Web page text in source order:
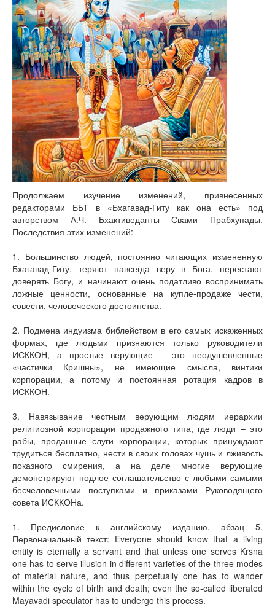
Продолжаем изучение изменений, привнесенных
редакторами ББТ в «Бхагавад-Гиту как она есть» под
авторством А.Ч. Бхактиведанты Свами Прабхупады.
Последствия этих изменений:
1. Большинство людей, постоянно читающих измененную
Бхагавад-Гиту, теряют навсегда веру в Бога, перестают
доверять Богу, и начинают очень податливо воспринимать
ложные ценности, основанные на купле-продаже чести,
совести, человеческого достоинства.
2. Подмена индуизма библейством в его самых искаженных
формах, где людьми признаются только руководители
ИСККОН, а простые верующие – это неодушевленные
«частички Кришны», не имеющие смысла, винтики
корпорации, а потому и постоянная ротация кадров в
ИСККОН.
3. Навязывание честным верующим людям иерархии
религиозной корпорации продажного типа, где люди – это
рабы, проданные слуги корпорации, которых принуждают
трудиться бесплатно, нести в своих головах чушь и лживость
показного смирения, а на деле многие верующие
демонстрируют подлое соглашательство с любыми самыми
бесчеловечными поступками и приказами Руководящего
совета ИСККОНа.
1. Предисловие к английскому изданию, абзац 5.
Первоначальный текст: Everyone should know that a living
entity is eternally a servant and that unless one serves Krsna
one has to serve illusion in different varieties of the three modes
of material nature, and thus perpetually one has to wander
within the cycle of birth and death; even the so-called liberated
Mayavadi speculator has to undergo this process.